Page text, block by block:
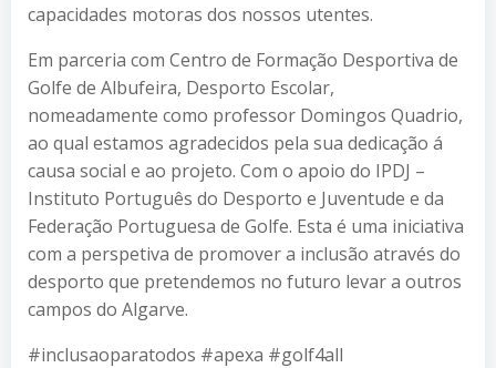
capacidades motoras dos nossos utentes.
Em parceria com Centro de Formação Desportiva de
Golfe de Albufeira, Desporto Escolar,
nomeadamente como professor Domingos Quadrio,
ao qual estamos agradecidos pela sua dedicação á
causa social e ao projeto. Com o apoio do IPDJ –
Instituto Português do Desporto e Juventude e da
Federação Portuguesa de Golfe. Esta é uma iniciativa
com a perspetiva de promover a inclusão através do
desporto que pretendemos no futuro levar a outros
campos do Algarve.
#inclusaoparatodos #apexa #golf4all